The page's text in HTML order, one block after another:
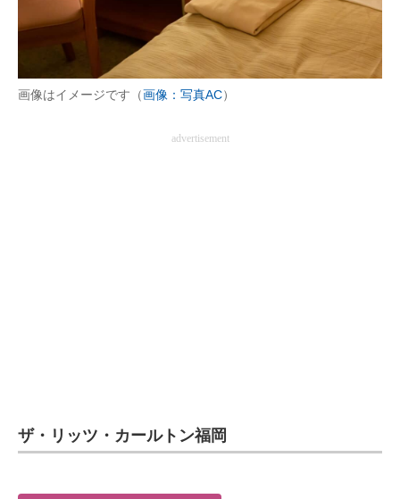
AI活用のいまが分かる
企業ITのトレンドを詳説
エネルギーの専門メディア
画像はイメージです（画像：写真AC）
advertisement
ザ・リッツ・カールトン福岡